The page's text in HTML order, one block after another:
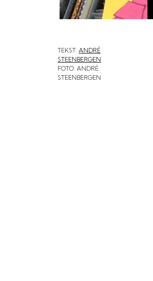
TEKST: ANDRÉ
STEENBERGEN
FOTO: ANDRÉ
STEENBERGEN